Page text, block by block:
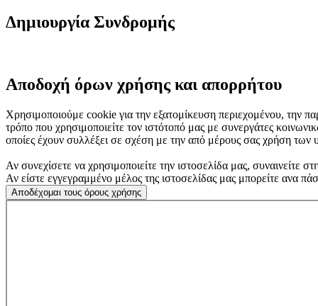
Δημιουργία Συνδρομής
Αποδοχή όρων χρήσης και απορρήτου
Χρησιμοποιούμε cookie για την εξατομίκευση περιεχομένου, την
τρόπο που χρησιμοποιείτε τον ιστότοπό μας με συνεργάτες
οποίες έχουν συλλέξει σε σχέση με την από μέρους σας χρήση των
Αν συνεχίσετε να χρησιμοποιείτε την ιστοσελίδα μας, συναινείτε
Αν είστε εγγεγραμμένο μέλος της ιστοσελίδας μας μπορείτε ανα
Αποδέχομαι τους όρους χρήσης